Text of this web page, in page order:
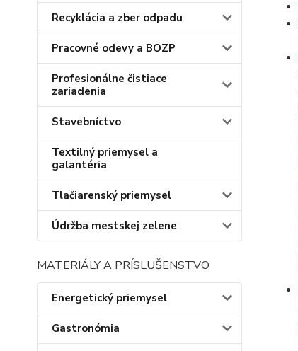
Recyklácia a zber odpadu
Pracovné odevy a BOZP
Profesionálne čistiace
zariadenia
Stavebníctvo
Textilný priemysel a
galantéria
Tlačiarenský priemysel
Údržba mestskej zelene
MATERIÁLY A PRÍSLUŠENSTVO
Energetický priemysel
Gastronómia